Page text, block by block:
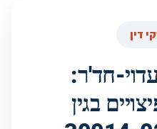
דין
חד'ר:
בגין